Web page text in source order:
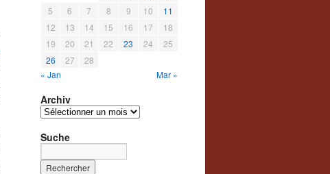
5
6 7 8 9 10
11
12
13 14 15 16 17
18
19
20 21 22 23 24
25
26
27
28
« Jan
Mar »
Archiv
Archiv
Suche